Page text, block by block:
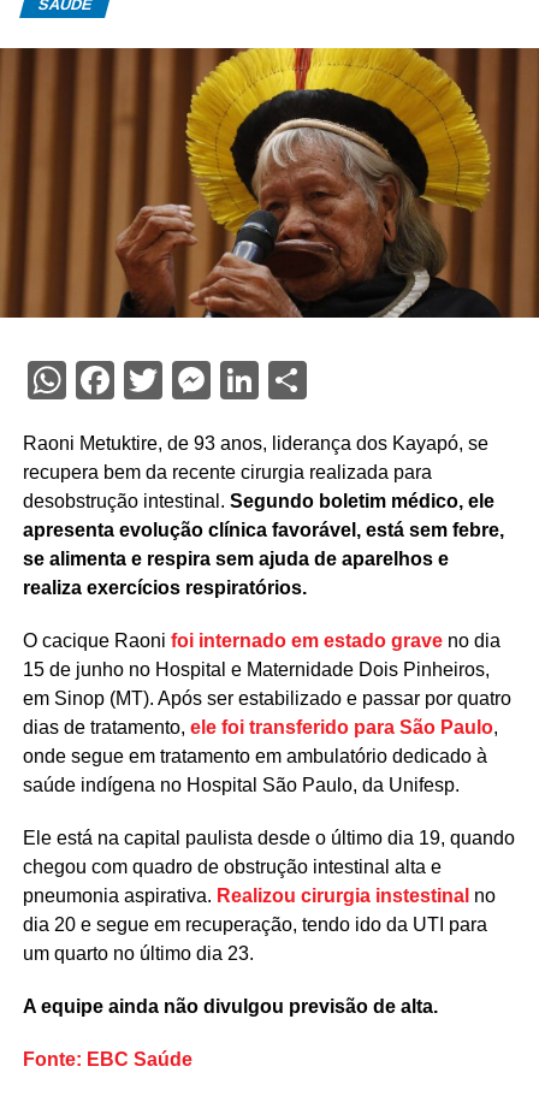
SAÚDE
WhatsApp
Facebook
Twitter
Messenger
LinkedIn
Share
Raoni Metuktire, de 93 anos, liderança dos Kayapó, se
recupera bem da recente cirurgia realizada para
desobstrução intestinal. Segundo boletim médico, ele
apresenta evolução clínica favorável, está sem febre,
se alimenta e respira sem ajuda de aparelhos e
realiza exercícios respiratórios.
O cacique Raoni foi internado em estado graveno dia
15 de junho no Hospital e Maternidade Dois Pinheiros,
em Sinop (MT). Após ser estabilizado e passar por quatro
dias de tratamento, ele foi transferido para São Paulo,
onde segue em tratamento em ambulatório dedicado à
saúde indígena no Hospital São Paulo, da Unifesp.
Ele está na capital paulista desde o último dia 19, quando
chegou com quadro de obstrução intestinal alta e
pneumonia aspirativa. Realizou cirurgia instestinal no
dia 20 e segue em recuperação, tendo ido da UTI para
um quarto no último dia 23.
A equipe ainda não divulgou previsão de alta.
Fonte: EBC Saúde